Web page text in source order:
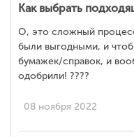
Как выбрать
О, это сложный
были выгодными, и
бумажек/справок, и
одобрили! ????
08 ноября 2022